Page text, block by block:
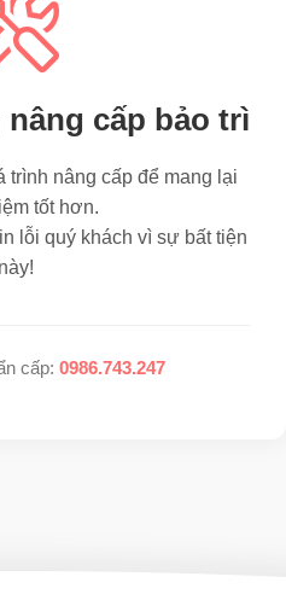
cấp bảo trì
trình nâng cấp để mang lại
tốt hơn.
lỗi quý khách vì sự bất tiện
này!
cấp: 0986.743.247